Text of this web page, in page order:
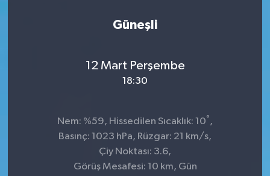
Güneşli
12 Mart Perşembe
18:30
Nem: %59, Hissedilen Sıcaklık: 10°,
Basınç: 1023 hPa, Rüzgar: 21 km/s,
Çiy Noktası: 3.6,
Görüş Mesafesi: 10 km, Gün